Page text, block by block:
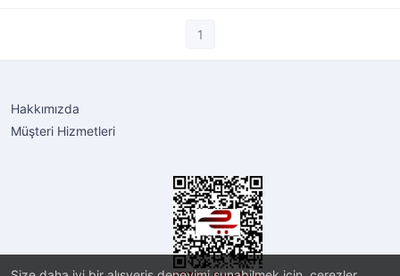
1
Hakkımızda
Müşteri Hizmetleri